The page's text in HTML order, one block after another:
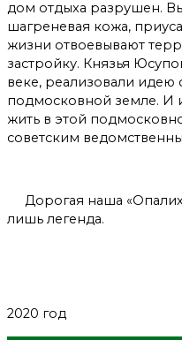
дом отдыха разрушен.
шагреневая кожа,
жизни отвоевывают
застройку. Князья
веке, реализовали идею
подмосковной земле. И
жить в этой
советским
Дорогая наша
лишь легенда.
2020 год